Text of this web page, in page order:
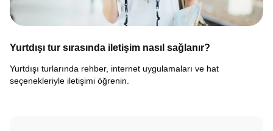
Yurtdışı tur sırasında iletişim nasıl sağlanır?
Yurtdışı turlarında rehber, internet uygulamaları ve hat
seçenekleriyle iletişimi öğrenin.